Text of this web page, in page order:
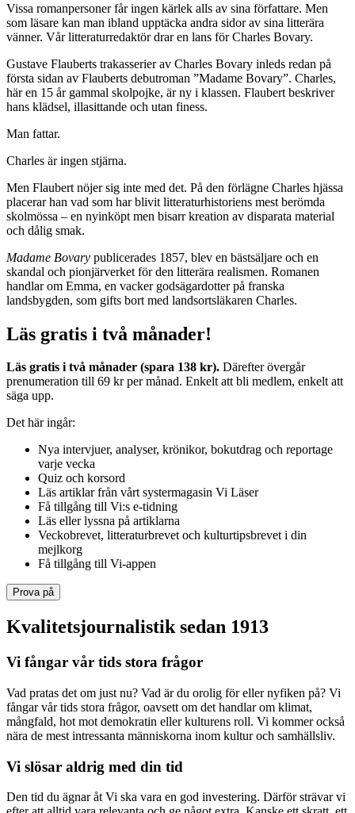
Vissa romanpersoner får ingen kärlek alls av sina författare. Men
som läsare kan man ibland upptäcka andra sidor av sina litterära
vänner. Vår litteraturredaktör drar en lans för Charles Bovary.
Gustave Flauberts trakasserier av Charles Bovary inleds redan på
första sidan av Flauberts debutroman ”Madame Bovary”. Charles,
här en 15 år gammal skolpojke, är ny i klassen. Flaubert beskriver
hans klädsel, illasittande och utan finess.
Man fattar.
Charles är ingen stjärna.
Men Flaubert nöjer sig inte med det. På den förlägne Charles hjässa
placerar han vad som har blivit litteraturhistoriens mest berömda
skolmössa – en nyinköpt men bisarr kreation av disparata material
och dålig smak.
Madame Bovary publicerades 1857, blev en bästsäljare och en
skandal och pionjärverket för den litterära realismen. Romanen
handlar om Emma, en vacker godsägardotter på franska
landsbygden, som gifts bort med landsortsläkaren Charles.
Läs gratis i två månader!
Läs gratis i två månader (spara 138 kr). Därefter övergår
prenumeration till 69 kr per månad. Enkelt att bli medlem, enkelt att
säga upp.
Det här ingår:
Nya intervjuer, analyser, krönikor, bokutdrag och reportage
varje vecka
Quiz och korsord
Läs artiklar från vårt systermagasin Vi Läser
Få tillgång till Vi:s e-tidning
Läs eller lyssna på artiklarna
Veckobrevet, litteraturbrevet och kulturtipsbrevet i din
mejlkorg
Få tillgång till Vi-appen
Prova på
Kvalitetsjournalistik sedan 1913
Vi fångar vår tids stora frågor
Vad pratas det om just nu? Vad är du orolig för eller nyfiken på? Vi
fångar vår tids stora frågor, oavsett om det handlar om klimat,
mångfald, hot mot demokratin eller kulturens roll. Vi kommer också
nära de mest intressanta människorna inom kultur och samhällsliv.
Vi slösar aldrig med din tid
Den tid du ägnar åt Vi ska vara en god investering. Därför strävar vi